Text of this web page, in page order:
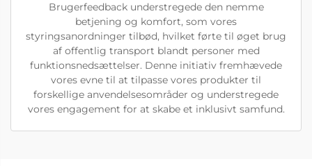
Brugerfeedback understregede den nemme
betjening og komfort, som vores
styringsanordninger tilbød, hvilket førte til øget brug
af offentlig transport blandt personer med
funktionsnedsættelser. Denne initiativ fremhævede
vores evne til at tilpasse vores produkter til
forskellige anvendelsesområder og understregede
vores engagement for at skabe et inklusivt samfund.